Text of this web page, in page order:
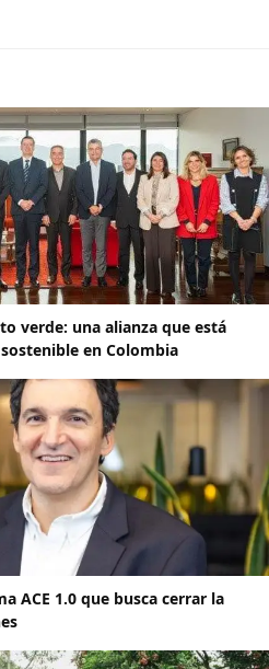
verde: una alianza que está
en Colombia
ACE 1.0 que busca cerrar la